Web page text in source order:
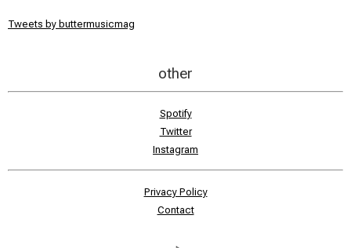
Tweets by buttermusicmag
other
Spotify
Twitter
Instagram
Privacy Policy
Contact